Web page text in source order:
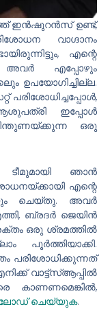
ഇൻഷുറൻസ് ഉണ്ട്,
വാഗ്ദാനം
എന്റെ
എപ്പോഴും
ഉപയോഗിച്ചില്ല.
ഇപ്പോൾ
ഒരു
ഞാൻ
എന്റെ
ചെയ്തു. അവർ
ബ്രദർ ജെയിൻ
ഒരു ശ്രമത്തിൽ
പൂർത്തിയാക്കി.
പരിശോധിക്കുന്നത്
വാട്ട്‌സ്ആപ്പിൽ
കാണണമെങ്കിൽ,
ചെയ്യുക.